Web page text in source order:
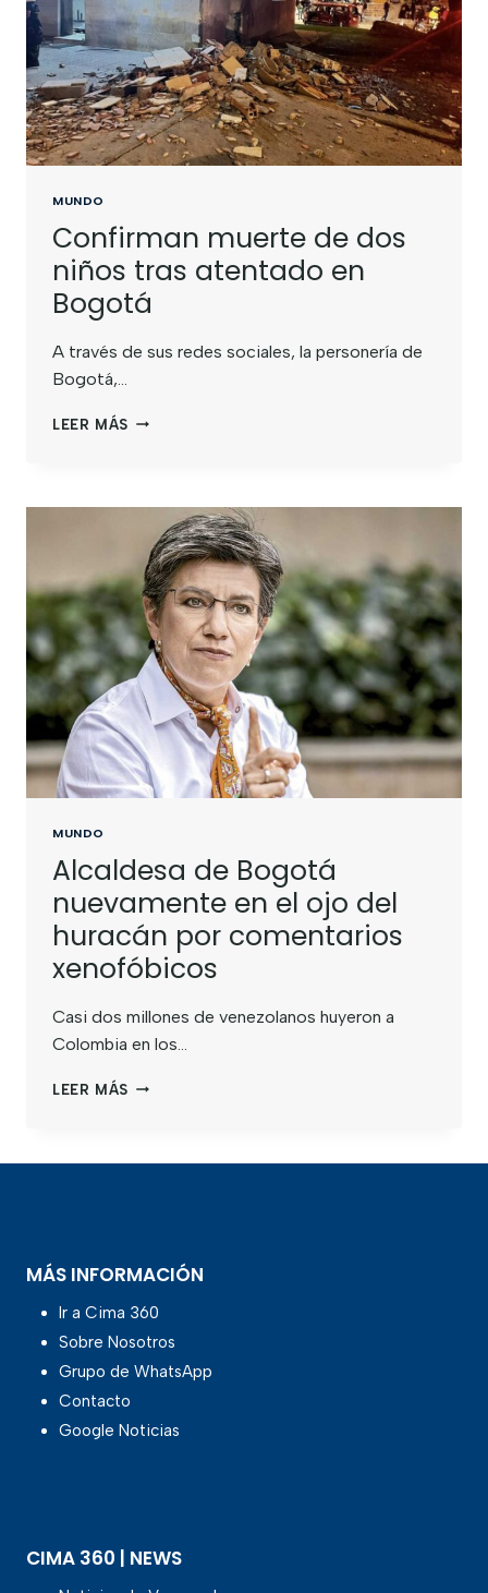
MUNDO
Confirman muerte de dos
niños tras atentado en
Bogotá
A través de sus redes sociales, la personería de
Bogotá,…
LEER MÁS
MUNDO
Alcaldesa de Bogotá
nuevamente en el ojo del
huracán por comentarios
xenofóbicos
Casi dos millones de venezolanos huyeron a
Colombia en los…
LEER MÁS
MÁS INFORMACIÓN
Ir a Cima 360
Sobre Nosotros
Grupo de WhatsApp
Contacto
Google Noticias
CIMA 360 | NEWS